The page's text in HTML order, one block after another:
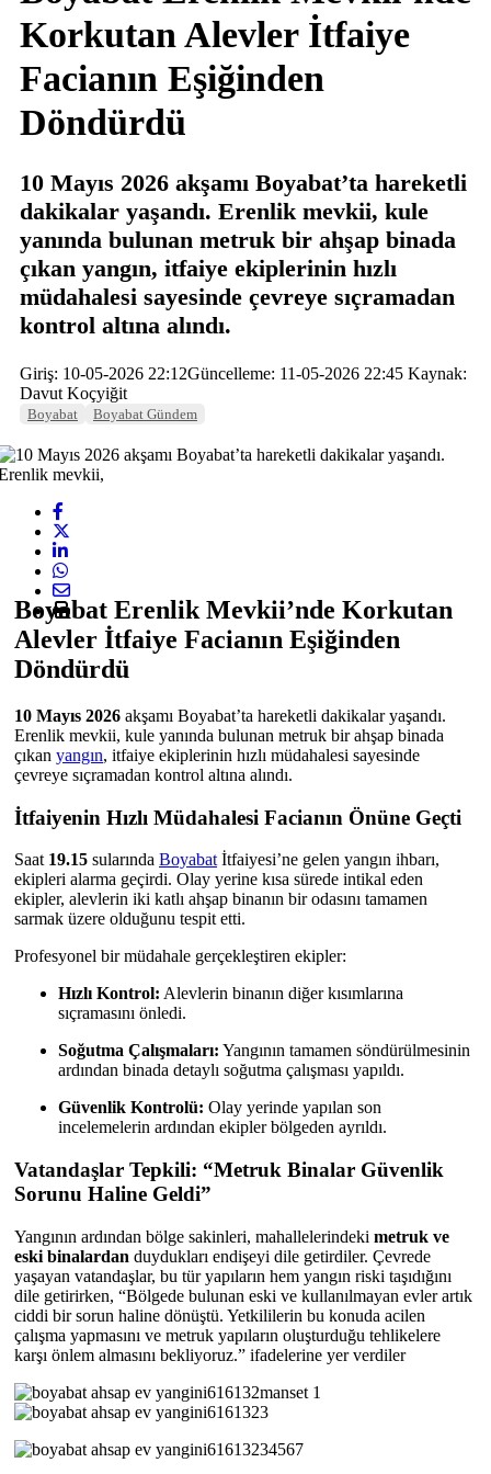
Korkutan Alevler İtfaiye
Facianın Eşiğinden
Döndürdü
10 Mayıs 2026 akşamı Boyabat’ta hareketli
dakikalar yaşandı. Erenlik mevkii, kule
yanında bulunan metruk bir ahşap binada
çıkan yangın, itfaiye ekiplerinin hızlı
müdahalesi sayesinde çevreye sıçramadan
kontrol altına alındı.
Giriş: 10-05-2026 22:12Güncelleme: 11-05-2026 22:45 Kaynak:
Davut Koçyiğit
Boyabat Boyabat Gündem
Boyabat Erenlik Mevkii’nde Korkutan
Alevler İtfaiye Facianın Eşiğinden
Döndürdü
10 Mayıs 2026 akşamı Boyabat’ta hareketli dakikalar yaşandı.
Erenlik mevkii, kule yanında bulunan metruk bir ahşap binada
çıkan yangın, itfaiye ekiplerinin hızlı müdahalesi sayesinde
çevreye sıçramadan kontrol altına alındı.
İtfaiyenin Hızlı Müdahalesi Facianın Önüne Geçti
Saat 19.15 sularında Boyabat İtfaiyesi’ne gelen yangın ihbarı,
ekipleri alarma geçirdi. Olay yerine kısa sürede intikal eden
ekipler, alevlerin iki katlı ahşap binanın bir odasını tamamen
sarmak üzere olduğunu tespit etti.
Profesyonel bir müdahale gerçekleştiren ekipler:
Hızlı Kontrol: Alevlerin binanın diğer kısımlarına
sıçramasını önledi.
Soğutma Çalışmaları: Yangının tamamen söndürülmesinin
ardından binada detaylı soğutma çalışması yapıldı.
Güvenlik Kontrolü: Olay yerinde yapılan son
incelemelerin ardından ekipler bölgeden ayrıldı.
Vatandaşlar Tepkili: “Metruk Binalar Güvenlik
Sorunu Haline Geldi”
Yangının ardından bölge sakinleri, mahallelerindeki metruk ve
eski binalardan duydukları endişeyi dile getirdiler. Çevrede
yaşayan vatandaşlar, bu tür yapıların hem yangın riski taşıdığını
dile getirirken, “Bölgede bulunan eski ve kullanılmayan evler artık
ciddi bir sorun haline dönüştü. Yetkililerin bu konuda acilen
çalışma yapmasını ve metruk yapıların oluşturduğu tehlikelere
karşı önlem almasını bekliyoruz.” ifadelerine yer verdiler